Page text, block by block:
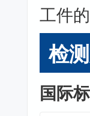
工件
检
国际